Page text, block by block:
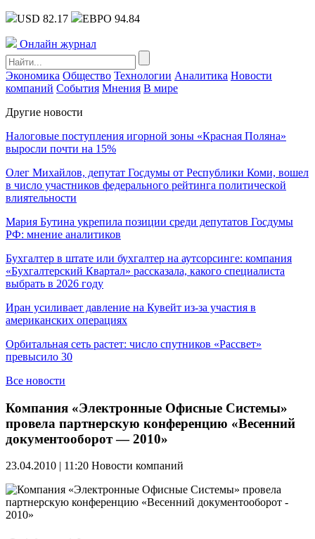
USD 82.17 ЕВРО 94.84
Онлайн журнал
Экономика Общество Технологии Аналитика Новости
компаний События Мнения В мире
Другие новости
Налоговые поступления игорной зоны «Красная Поляна»
выросли почти на 15%
Олег Михайлов, депутат Госдумы от Республики Коми, вошел
в число участников федерального рейтинга политической
влиятельности
Мария Бутина укрепила позиции среди депутатов Госдумы
РФ: мнение аналитиков
Бухгалтер в штате или бухгалтер на аутсорсинге: компания
«Бухгалтерский Квартал» рассказала, какого специалиста
выбрать в 2026 году
Иран усиливает давление на Кувейт из-за участия в
американских операциях
Орбитальная сеть растет: число спутников «Рассвет»
превысило 30
Все новости
Компания «Электронные Офисные Системы»
провела партнерскую конференцию «Весенний
документооборот — 2010»
23.04.2010 | 11:20 Новости компаний